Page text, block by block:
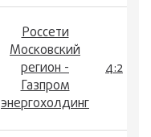
Россети
Московский
регион -
Газпром
энергохолдинг
4:2